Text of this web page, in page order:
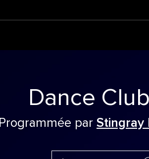
Dance
Programmée par Stingray